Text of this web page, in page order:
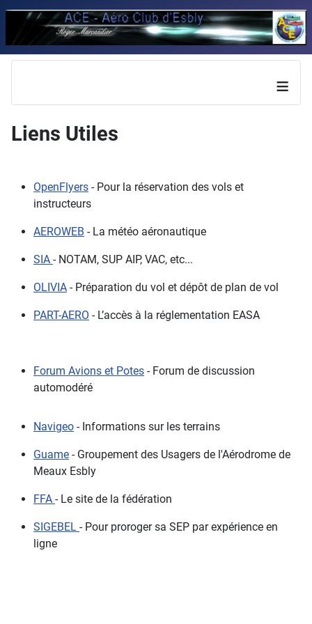
≡
Liens Utiles
OpenFlyers - Pour la réservation des vols et
instructeurs
AEROWEB - La météo aéronautique
SIA - NOTAM, SUP AIP, VAC, etc...
OLIVIA - Préparation du vol et dépôt de plan de vol
PART-AERO - L’accès à la réglementation EASA
Forum Avions et Potes - Forum de discussion
automodéré
Navigeo - Informations sur les terrains
Guame - Groupement des Usagers de l'Aérodrome de
Meaux Esbly
FFA - Le site de la fédération
SIGEBEL - Pour proroger sa SEP par expérience en
ligne